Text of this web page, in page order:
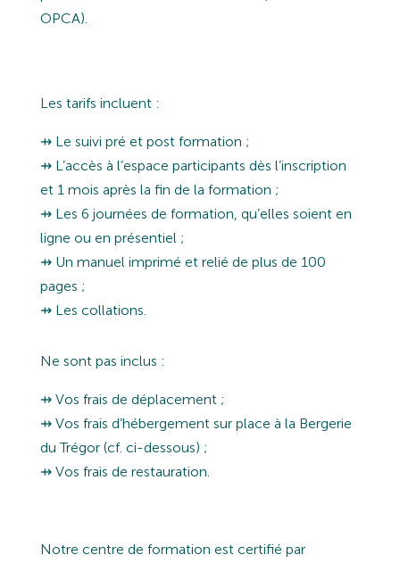
OPCA).
Les tarifs incluent :
⇸ Le suivi pré et post formation ;
⇸ L’accès à l’espace participants dès l’inscription
et 1 mois après la fin de la formation ;
⇸ Les 6 journées de formation, qu’elles soient en
ligne ou en présentiel ;
⇸ Un manuel imprimé et relié de plus de 100
pages ;
⇸ Les collations.
Ne sont pas inclus :
⇸ Vos frais de déplacement ;
⇸ Vos frais d’hébergement sur place à la Bergerie
du Trégor (cf. ci-dessous) ;
⇸ Vos frais de restauration.
Notre centre de formation est certifié par